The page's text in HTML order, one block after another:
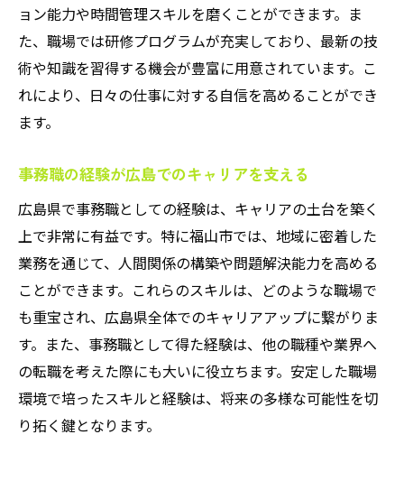
ョン能力や時間管理スキルを磨くことができます。ま
た、職場では研修プログラムが充実しており、最新の技
術や知識を習得する機会が豊富に用意されています。こ
れにより、日々の仕事に対する自信を高めることができ
ます。
事務職の経験が広島でのキャリアを支える
広島県で事務職としての経験は、キャリアの土台を築く
上で非常に有益です。特に福山市では、地域に密着した
業務を通じて、人間関係の構築や問題解決能力を高める
ことができます。これらのスキルは、どのような職場で
も重宝され、広島県全体でのキャリアアップに繋がりま
す。また、事務職として得た経験は、他の職種や業界へ
の転職を考えた際にも大いに役立ちます。安定した職場
環境で培ったスキルと経験は、将来の多様な可能性を切
り拓く鍵となります。